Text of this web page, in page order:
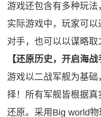
游戏还包含有多种玩
实际游戏中，玩家可
对手，也可以以谋略取
【还原历史，开启海战
游戏以二战军舰为基
择！所有军舰皆根据
还原。采用Big world物